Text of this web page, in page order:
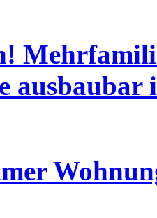
ausbaubar